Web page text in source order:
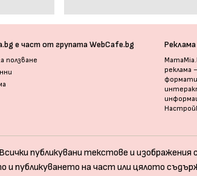
е част от групата WebCafe.bg
ползване
Реклама
реклама
публикувани текстове и изображения
и публикуването на част или цялото